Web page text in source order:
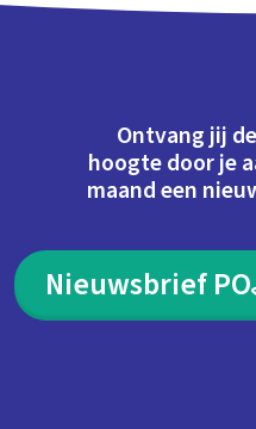
Ontvang jij
hoogte door je
maand een
Nieuwsbrief PO